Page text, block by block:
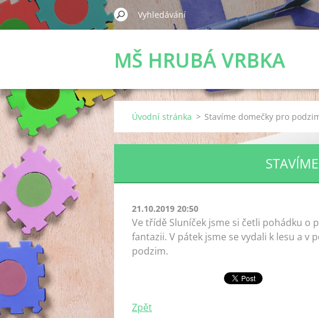
MŠ HRUBÁ VRBKA
Úvodní stránka > Stavíme domečky pro
21.10.2019 20:50
Ve třídě Sluníček jsme si četli pohádku o
fantazii. V pátek jsme se vydali k lesu a
podzim.
Zpět